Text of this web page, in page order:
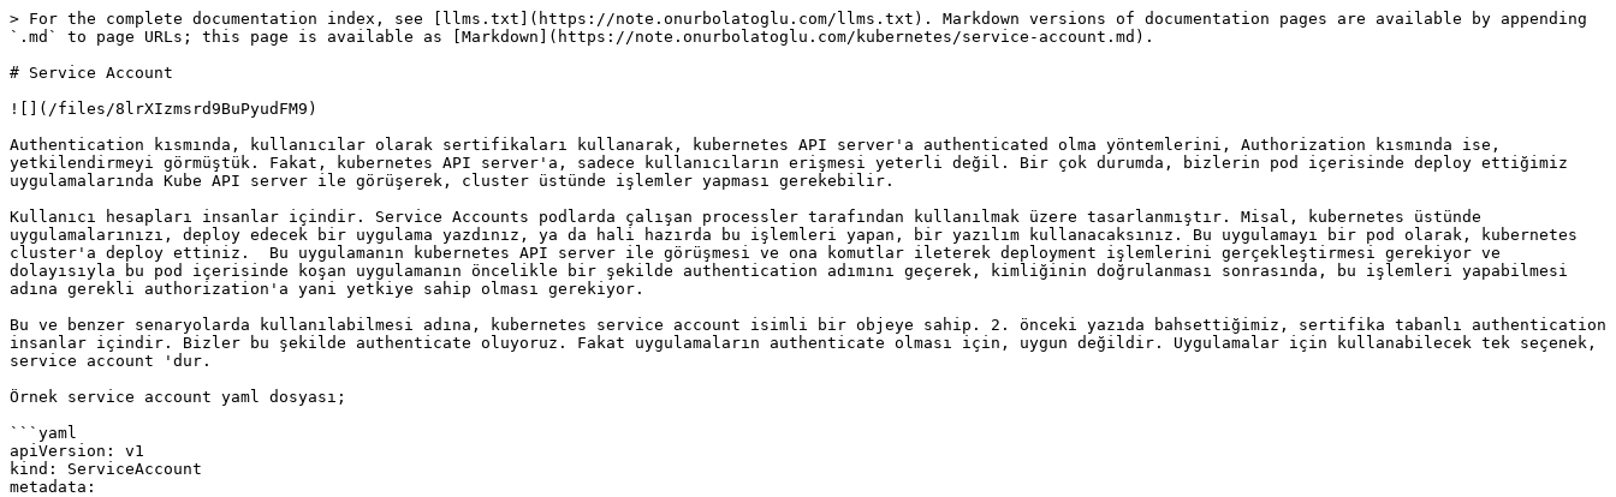
> For the complete documentation index, see [llms.txt](https://note.onurbolatoglu.com/llms.txt). Markdown versions of documentation pages are available by appending
`.md` to page URLs; this page is available as [Markdown](https://note.onurbolatoglu.com/kubernetes/service-account.md).
# Service Account
![](/files/8lrXIzmsrd9BuPyudFM9)
Authentication kısmında, kullanıcılar olarak sertifikaları kullanarak, kubernetes API server'a authenticated olma yöntemlerini, Authorization kısmında ise,
yetkilendirmeyi görmüştük. Fakat, kubernetes API server'a, sadece kullanıcıların erişmesi yeterli değil. Bir çok durumda, bizlerin pod içerisinde deploy ettiğimiz
uygulamalarında Kube API server ile görüşerek, cluster üstünde işlemler yapması gerekebilir.
Kullanıcı hesapları insanlar içindir. Service Accounts podlarda çalışan processler tarafından kullanılmak üzere tasarlanmıştır. Misal, kubernetes üstünde
uygulamalarınızı, deploy edecek bir uygulama yazdınız, ya da hali hazırda bu işlemleri yapan, bir yazılım kullanacaksınız. Bu uygulamayı bir pod olarak, kubernetes
cluster'a deploy ettiniz.  Bu uygulamanın kubernetes API server ile görüşmesi ve ona komutlar ileterek deployment işlemlerini gerçekleştirmesi gerekiyor ve
dolayısıyla bu pod içerisinde koşan uygulamanın öncelikle bir şekilde authentication adımını geçerek, kimliğinin doğrulanması sonrasında, bu işlemleri yapabilmesi
adına gerekli authorization'a yani yetkiye sahip olması gerekiyor.
Bu ve benzer senaryolarda kullanılabilmesi adına, kubernetes service account isimli bir objeye sahip. 2. önceki yazıda bahsettiğimiz, sertifika tabanlı authentication
insanlar içindir. Bizler bu şekilde authenticate oluyoruz. Fakat uygulamaların authenticate olması için, uygun değildir. Uygulamalar için kullanabilecek tek seçenek,
service account 'dur.
Örnek service account yaml dosyası;
```yaml
apiVersion: v1
kind: ServiceAccount
metadata: